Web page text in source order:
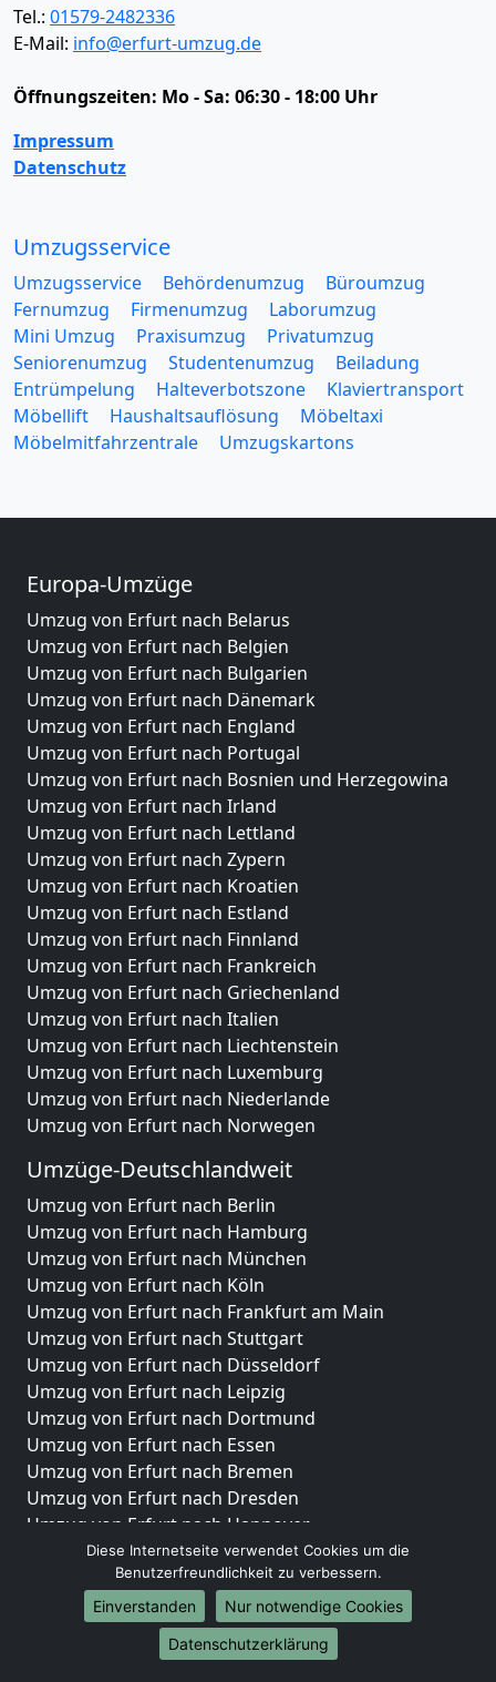
Tel.: 01579-2482336
E-Mail: info@erfurt-umzug.de
Öffnungszeiten: Mo - Sa: 06:30 - 18:00 Uhr
Impressum
Datenschutz
Umzugsservice
Umzugsservice Behördenumzug
Büroumzug
Fernumzug
Firmenumzug
Laborumzug
Mini Umzug
Praxisumzug
Privatumzug
Seniorenumzug
Studentenumzug
Beiladung
Entrümpelung
Halteverbotszone
Klaviertransport
Möbellift
Haushaltsauflösung
Möbeltaxi
Möbelmitfahrzentrale
Umzugskartons
Europa-Umzüge
Umzug von Erfurt nach Belarus
Umzug von Erfurt nach Belgien
Umzug von Erfurt nach Bulgarien
Umzug von Erfurt nach Dänemark
Umzug von Erfurt nach England
Umzug von Erfurt nach Portugal
Umzug von Erfurt nach Bosnien und Herzegowina
Umzug von Erfurt nach Irland
Umzug von Erfurt nach Lettland
Umzug von Erfurt nach Zypern
Umzug von Erfurt nach Kroatien
Umzug von Erfurt nach Estland
Umzug von Erfurt nach Finnland
Umzug von Erfurt nach Frankreich
Umzug von Erfurt nach Griechenland
Umzug von Erfurt nach Italien
Umzug von Erfurt nach Liechtenstein
Umzug von Erfurt nach Luxemburg
Umzug von Erfurt nach Niederlande
Umzug von Erfurt nach Norwegen
Umzüge-Deutschlandweit
Umzug von Erfurt nach Berlin
Umzug von Erfurt nach Hamburg
Umzug von Erfurt nach München
Umzug von Erfurt nach Köln
Umzug von Erfurt nach Frankfurt am Main
Umzug von Erfurt nach Stuttgart
Umzug von Erfurt nach Düsseldorf
Umzug von Erfurt nach Leipzig
Umzug von Erfurt nach Dortmund
Umzug von Erfurt nach Essen
Umzug von Erfurt nach Bremen
Umzug von Erfurt nach Dresden
Umzug von Erfurt nach Hannover
Umzug von Erfurt nach Nürnberg
Umzug von Erfurt nach Duisburg
Umzug von Erfurt nach Bochum
Umzug von Erfurt nach Wuppertal
Umzug von Erfurt nach Bielefeld
Diese Internetseite verwendet Cookies um die
Benutzerfreundlichkeit zu verbessern.
Einverstanden
Nur notwendige Cookies
Datenschutzerklärung